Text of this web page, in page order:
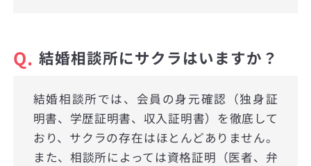
Q. 結婚相談所にサクラはいますか？
結婚相談所では、会員の身元確認（独身証
明書、学歴証明書、収入証明書）を徹底して
おり、サクラの存在はほとんどありません。
また、相談所によっては資格証明（医者、弁